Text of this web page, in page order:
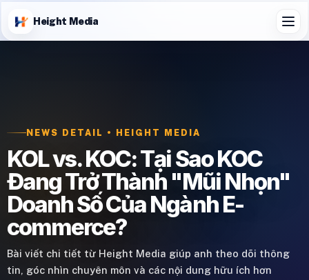
Height Media
NEWS DETAIL • HEIGHT MEDIA
KOL vs. KOC: Tại Sao KOC
Đang Trở Thành "Mũi Nhọn"
Doanh Số Của Ngành E-
commerce?
Bài viết chi tiết từ Height Media giúp anh theo dõi thông
tin, góc nhìn chuyên môn và các nội dung hữu ích hơn